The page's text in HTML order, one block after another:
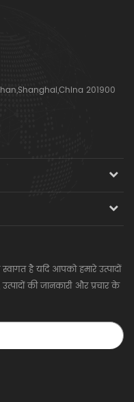
201900
है यदि आपको हमारे उत्पादों
की जानकारी और प्रचार के